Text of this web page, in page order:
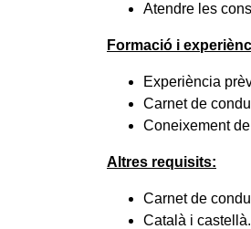
Atendre les
Formació i
Experiència
Carnet de
Coneixement
Altres requisits:
Carnet de
Català i castellà.